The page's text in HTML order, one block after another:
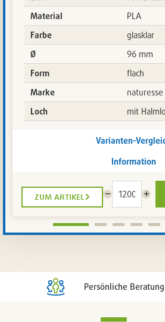
Material
PLA
Farbe
glasklar
Ø
96 mm
Form
flach
Marke
naturesse
Loch
mit
Varianten-
Information
zum artikel
Menge
reduzieren
Menge
Persönliche